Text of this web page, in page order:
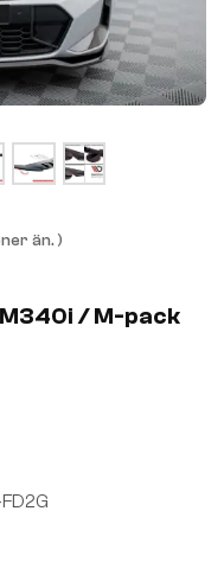
än. )
/ M-pack